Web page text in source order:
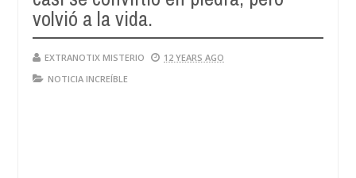
volvió a la vida.
EXTRANOTIX MISTERIO
12 YEARS AGO
NOTICIA INCREÍBLE